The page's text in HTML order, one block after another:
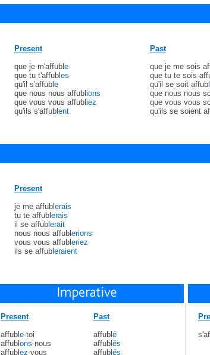
Present
que je m'affubl e
que tu t'affubl es
qu'il s'affubl e
que nous nous affubl ions
que vous vous affubl iez
qu'ils s'affubl ent
Past
que je me sois
que tu te sois
qu'il se soit affubl
que nous nous
que vous vous
qu'ils se soient
Present
je me affubl erais
tu te affubl erais
il se affubl erait
nous nous affubl erions
vous vous affubl eriez
ils se affubl eraient
Present
affubl e-toi
affubl ons-nous
affubl ez-vous
Past
affubl é
affubl és
affubl és